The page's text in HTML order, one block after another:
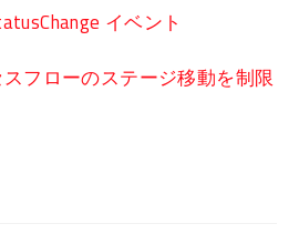
イベント
フローのステージ移動を制限